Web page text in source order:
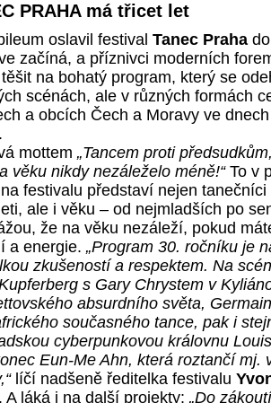
PRAHA má třicet let
oslavil festival Tanec Praha
začíná, a příznivci moderních
na bohatý program, který se
scénách, ale v různých formách
a obcích Čech a Moravy ve
mottem „Tancem proti
věku nikdy nezáleželo méně!“To v
festivalu představí nejen tanečníci
ale i věku – od nejmladších po
že na věku nezáleží, pokud
a energie. „Program 30. ročníku je
zkušeností a respektem. Na
s Gary Chrystem v
absurdního světa,
současného tance, pak i
cyberpunkovou královnu
Eun-Me Ahn, která roztančí mj.
líčí nadšeně ředitelka festivalu
. A láká i na další projekty: „Do zákoutí